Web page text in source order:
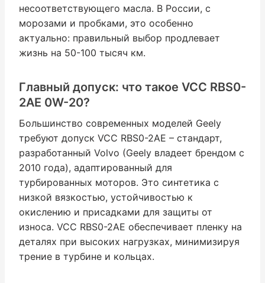
несоответствующего масла. В России, с
морозами и пробками, это особенно
актуально: правильный выбор продлевает
жизнь на 50-100 тысяч км.
Главный допуск: что такое VCC RBS0-
2AE 0W-20?
Большинство современных моделей Geely
требуют допуск VCC RBS0-2AE – стандарт,
разработанный Volvo (Geely владеет брендом с
2010 года), адаптированный для
турбированных моторов. Это синтетика с
низкой вязкостью, устойчивостью к
окислению и присадками для защиты от
износа. VCC RBS0-2AE обеспечивает пленку на
деталях при высоких нагрузках, минимизируя
трение в турбине и кольцах.